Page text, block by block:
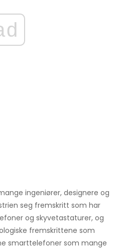
ingeniører, designere og
seg fremskritt som har
og skyvetastaturer, og
fremskrittene som
smarttelefoner som mange